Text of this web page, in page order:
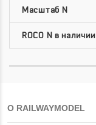
О RAILWAYMODEL